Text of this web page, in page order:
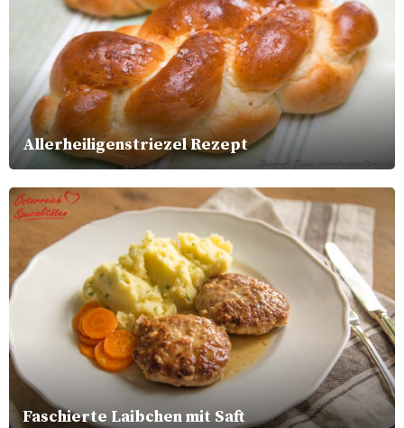
Allerheiligenstriezel Rezept
Faschierte Laibchen mit Saft